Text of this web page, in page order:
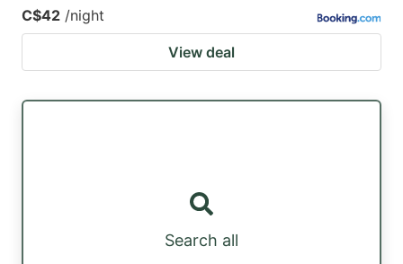
C$42 /night
View deal
Search all